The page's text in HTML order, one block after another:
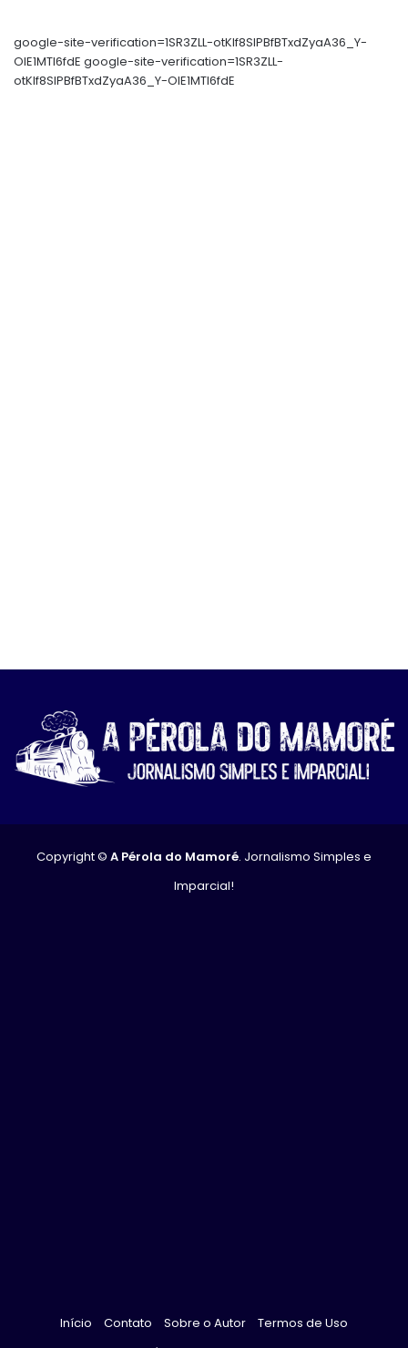
google-site-verification=1SR3ZLL-otKIf8SlPBfBTxdZyaA36_Y-
OIE1MTl6fdE google-site-verification=1SR3ZLL-
otKIf8SlPBfBTxdZyaA36_Y-OIE1MTl6fdE
Copyright © A Pérola do Mamoré. Jornalismo Simples e
Imparcial!
Início Contato Sobre o Autor
Termos de Uso